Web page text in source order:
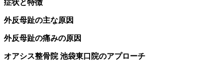
症状と特徴
外反母趾の主な原因
外反母趾の痛みの原因
オアシス整骨院 池袋東口院のアプローチ